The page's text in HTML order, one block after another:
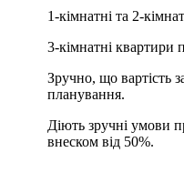
1-кімнатні та 2-
3-кімнатні квартири
Зручно, що вартість
планування.
Діють зручні умови
внеском від 50%.